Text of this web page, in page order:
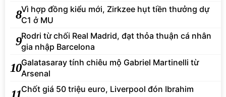
8Vì hợp đồng kiểu mới, Zirkzee hụt tiền thưởng dự
C1 ở MU
9Rodri từ chối Real Madrid, đạt thỏa thuận cá nhân
gia nhập Barcelona
10Galatasaray tính chiêu mộ Gabriel Martinelli từ
Arsenal
11Chốt giá 50 triệu euro, Liverpool đón Ibrahim